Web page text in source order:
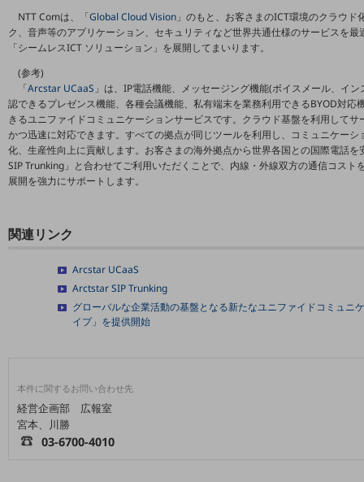
コミュニケーション・情報共有
マーケティング
業務効率化
災害対策
職場環境整備
地域共創・地方創生
セキュリティ対策
人材不足解消
業種・業態で探す
一次産業
医療・介護
NTT Comは、「Global Cloud Vision 」のもと、お客さまのICT環境のクラウ
ク、音声等のアプリケーション、セキュリティなど世界共通仕様のサービスを
「シームレスICT ソリューション」を展開してまいります。
(参考)
「Arcstar UCaaS 」は、IP電話機能、メッセージング機能(ボイスメール、イ
認できるプレゼンス機能、各種会議機能、私有端末を業務利用できるBYOD対
きるユニファイドコミュニケーションサービスです。クラウド基盤を利用して
かつ迅速に対応できます。すべての拠点が同じツールを利用し、コミュニケー
化、生産性向上に貢献します。お客さまの海外拠点から世界各国との国際電話
SIP Trunking」と合わせてご利用いただくことで、内線・外線双方の通信コス
展開を強力にサポートします。
関連リンク
Arcstar UCaaS
Arctstar SIP Trunking
グローバルな企業活動の基盤となる新たなユニファイドコミュ
イプ」を提供開始
本件に関するお問い合わせ先
経営企画部 広報室
宮本、川勝
03-6700-4010